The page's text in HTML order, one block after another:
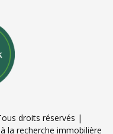
droits réservés |
la recherche immobilière